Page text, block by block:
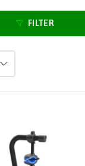
FILTER